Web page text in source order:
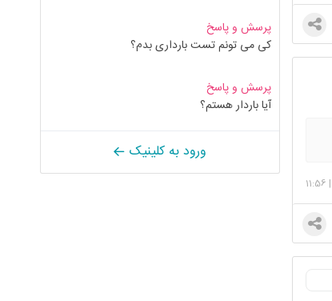
|
11:56
پرسش و پاسخ
کی می تونم تست بارداری بدم؟
پرسش و پاسخ
آیا باردار هستم؟
ورود به کلینیک